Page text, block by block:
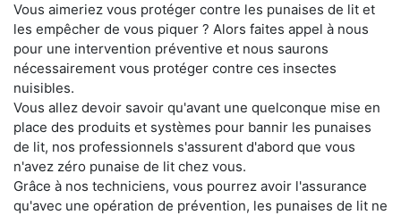
Vous aimeriez vous protéger contre les punaises de lit et
les empêcher de vous piquer ? Alors faites appel à nous
pour une intervention préventive et nous saurons
nécessairement vous protéger contre ces insectes
nuisibles.
Vous allez devoir savoir qu'avant une quelconque mise en
place des produits et systèmes pour bannir les punaises
de lit, nos professionnels s'assurent d'abord que vous
n'avez zéro punaise de lit chez vous.
Grâce à nos techniciens, vous pourrez avoir l'assurance
qu'avec une opération de prévention, les punaises de lit ne